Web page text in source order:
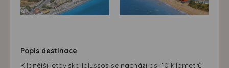
Popis destinace
Klidnější letovisko Ialyssos se nachází asi 10 kilometrů
máme možnost vytvářet profily založené na Vašich
přizpůsobených Vašim zájmům.